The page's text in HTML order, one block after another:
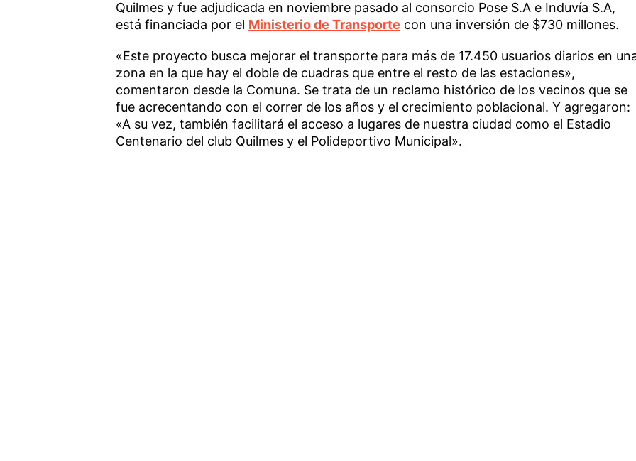
Quilmes y fue adjudicada en noviembre pasado al consorcio Pose S.A e Induvía S.A,
está financiada por el Ministerio de Transporte con una inversión de $730 millones.
«Este proyecto busca mejorar el transporte para más de 17.450 usuarios diarios en
zona en la que hay el doble de cuadras que entre el resto de las estaciones»,
comentaron desde la Comuna. Se trata de un reclamo histórico de los vecinos que se
fue acrecentando con el correr de los años y el crecimiento poblacional. Y agregaron:
«A su vez, también facilitará el acceso a lugares de nuestra ciudad como el Estadio
Centenario del club Quilmes y el Polideportivo Municipal».